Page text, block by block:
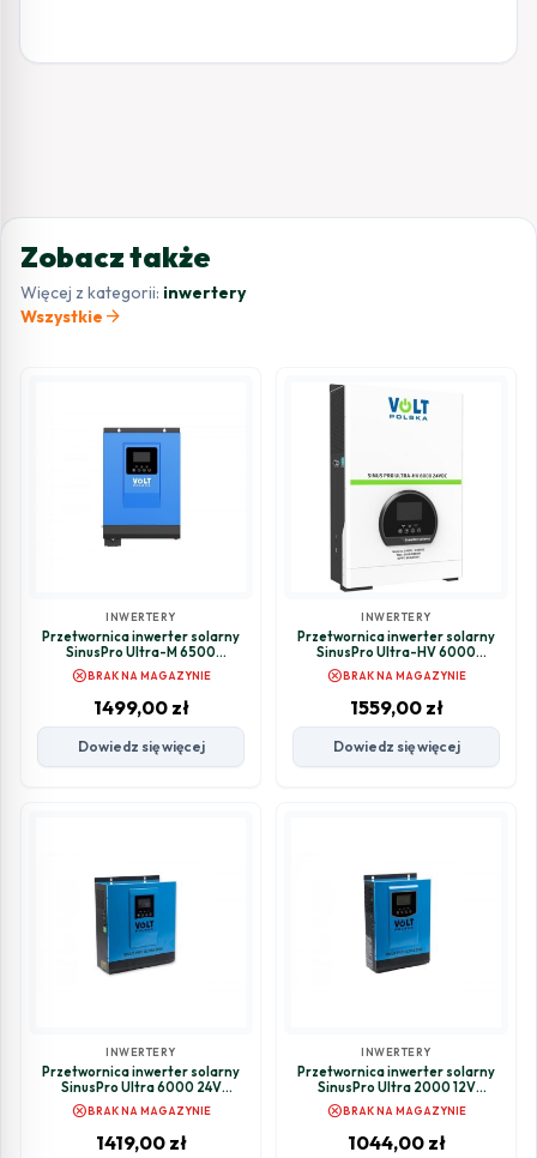
Zobacz także
Więcej z kategorii: inwertery
Wszystkie arrow_forward
INWERTERY
Przetwornica inwerter solarny
SinusPro Ultra-M 6500
24V/230V 3000/6500W 60A
MPPT
cancelBRAK NA MAGAZYNIE
1499,00 zł
Dowiedz się więcej
INWERTERY
Przetwornica inwerter solarny
SinusPro Ultra-HV 6000
24V/230V 3000/6000W 80A
MPPT (450V)
cancelBRAK NA MAGAZYNIE
1559,00 zł
Dowiedz się więcej
INWERTERY
Przetwornica inwerter solarny
SinusPro Ultra 6000 24V
3000/6000W 60A MPPT
cancelBRAK NA MAGAZYNIE
1419,00 zł
INWERTERY
Przetwornica inwerter solarny
SinusPro Ultra 2000 12V
1000/2000W 60A MPPT
cancelBRAK NA MAGAZYNIE
1044,00 zł